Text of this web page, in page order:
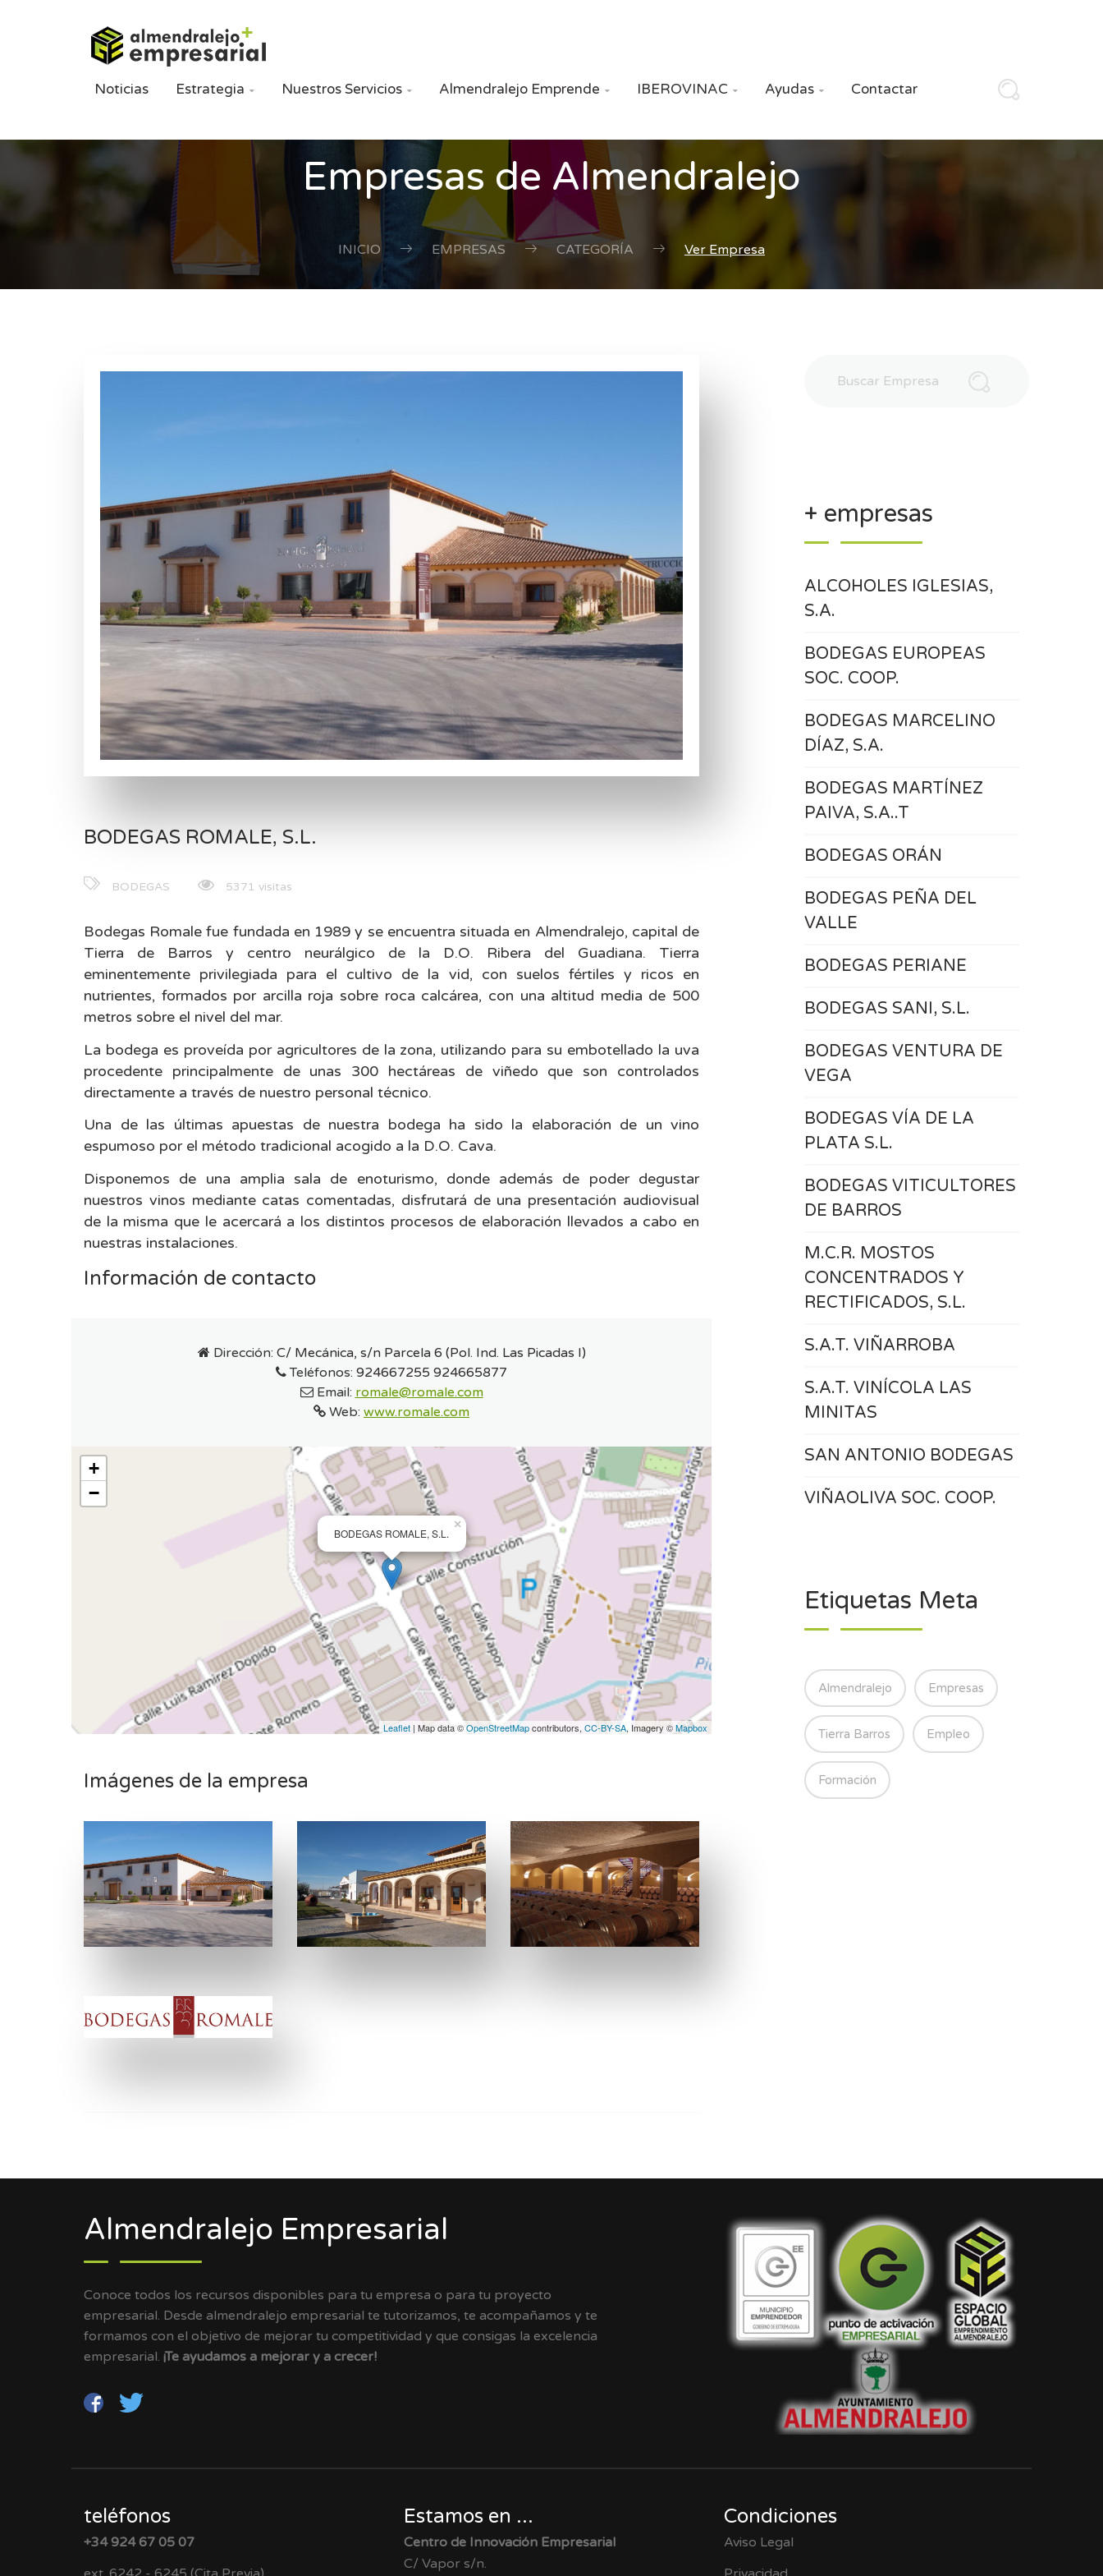
Noticias Estrategia  Nuestros Servicios  Almendralejo Emprende  IBEROVINAC  Ayudas  Contactar
Empresas de Almendralejo
INICIO EMPRESAS CATEGORÍA Ver Empresa
BODEGAS ROMALE, S.L.
BODEGAS 5371 visitas
Bodegas Romale fue fundada en 1989 y se encuentra situada en Almendralejo, capital de
Tierra de Barros y centro neurálgico de la D.O. Ribera del Guadiana. Tierra
eminentemente privilegiada para el cultivo de la vid, con suelos fértiles y ricos en
nutrientes, formados por arcilla roja sobre roca calcárea, con una altitud media de 500
metros sobre el nivel del mar.
La bodega es proveída por agricultores de la zona, utilizando para su embotellado la uva
procedente principalmente de unas 300 hectáreas de viñedo que son controlados
directamente a través de nuestro personal técnico.
Una de las últimas apuestas de nuestra bodega ha sido la elaboración de un vino
espumoso por el método tradicional acogido a la D.O. Cava.
Disponemos de una amplia sala de enoturismo, donde además de poder degustar
nuestros vinos mediante catas comentadas, disfrutará de una presentación audiovisual
de la misma que le acercará a los distintos procesos de elaboración llevados a cabo en
nuestras instalaciones.
Información de contacto
Dirección: C/ Mecánica, s/n Parcela 6 (Pol. Ind. Las Picadas I)
Teléfonos: 924667255 924665877
Email: romale@romale.com
Web: www.romale.com
BODEGAS ROMALE, S.L.
×
+
−
Leaflet | Map data ©OpenStreetMapcontributors, CC-BY-SA, Imagery ©Mapbox
Imágenes de la empresa
+ empresas
ALCOHOLES IGLESIAS,
S.A.
BODEGAS EUROPEAS
SOC. COOP.
BODEGAS MARCELINO
DÍAZ, S.A.
BODEGAS MARTÍNEZ
PAIVA, S.A..T
BODEGAS ORÁN
BODEGAS PEÑA DEL
VALLE
BODEGAS PERIANE
BODEGAS SANI, S.L.
BODEGAS VENTURA DE
VEGA
BODEGAS VÍA DE LA
PLATA S.L.
BODEGAS VITICULTORES
DE BARROS
M.C.R. MOSTOS
CONCENTRADOS Y
RECTIFICADOS, S.L.
S.A.T. VIÑARROBA
S.A.T. VINÍCOLA LAS
MINITAS
SAN ANTONIO BODEGAS
VIÑAOLIVA SOC. COOP.
Etiquetas Meta
Almendralejo Empresas
Tierra Barros Empleo
Formación
Almendralejo Empresarial
Conoce todos los recursos disponibles para tu empresa o para tu proyecto
empresarial. Desde almendralejo empresarial te tutorizamos, te acompañamos y te
formamos con el objetivo de mejorar tu competitividad y que consigas la excelencia
empresarial. ¡Te ayudamos a mejorar y a crecer!
teléfonos
+34 924 67 05 07
Estamos en ...
Centro de Innovación Empresarial
C/ Vapor s/n.
Condiciones
Aviso Legal